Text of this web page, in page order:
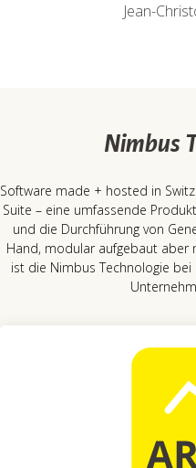
Jean-
Nimbus
Software made + hosted in
Suite – eine umfassende
und die Durchführung von
Hand, modular aufgebaut aber
ist die Nimbus Technologie